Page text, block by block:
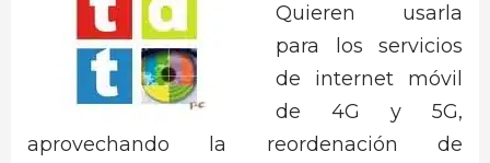
Quieren usarla
para los servicios
de internet móvil
de 4G y 5G,
aprovechando la reordenación de